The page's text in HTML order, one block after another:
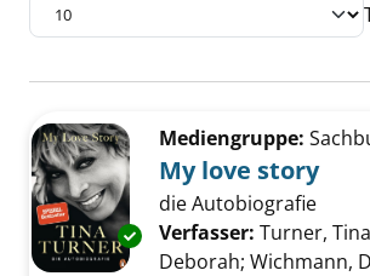
Zu den Suchfiltern springen
Exemplar-Details von My
Mediengruppe:
My love story
die Autobiografie
Verfasser: Turner, Tina
Deborah; Wichmann,